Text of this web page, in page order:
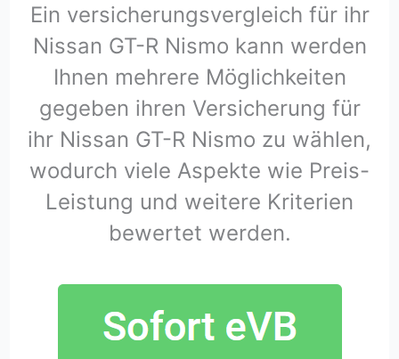
Ein versicherungsvergleich für ihr
Nissan GT-R Nismo kann werden
Ihnen mehrere Möglichkeiten
gegeben ihren Versicherung für
ihr Nissan GT-R Nismo zu wählen,
wodurch viele Aspekte wie Preis-
Leistung und weitere Kriterien
bewertet werden.